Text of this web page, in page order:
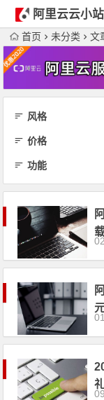
阿里云云小站
首页 未分类 文
风格
价格
功能